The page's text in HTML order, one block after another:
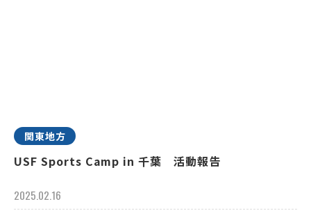
関東地方
USF Sports Camp in 千葉 活動報告
2025.02.16